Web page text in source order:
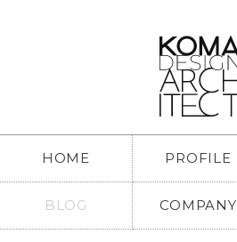
HOME PROFILE
BLOG COMPANY